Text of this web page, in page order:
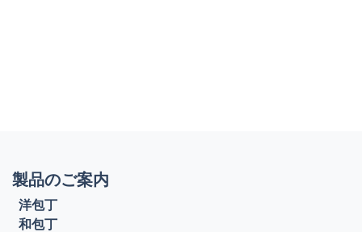
製品のご案内
洋包丁
和包丁